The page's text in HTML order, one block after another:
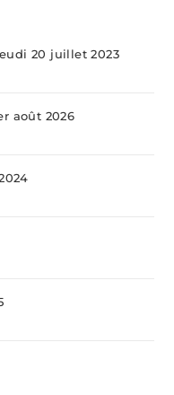
20 juillet 2023
août 2026